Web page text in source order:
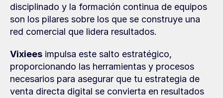
disciplinado y la formación continua de equipos
son los pilares sobre los que se construye una
red comercial que lidera resultados.
Vixiees impulsa este salto estratégico,
proporcionando las herramientas y procesos
necesarios para asegurar que tu estrategia de
venta directa digital se convierta en resultados